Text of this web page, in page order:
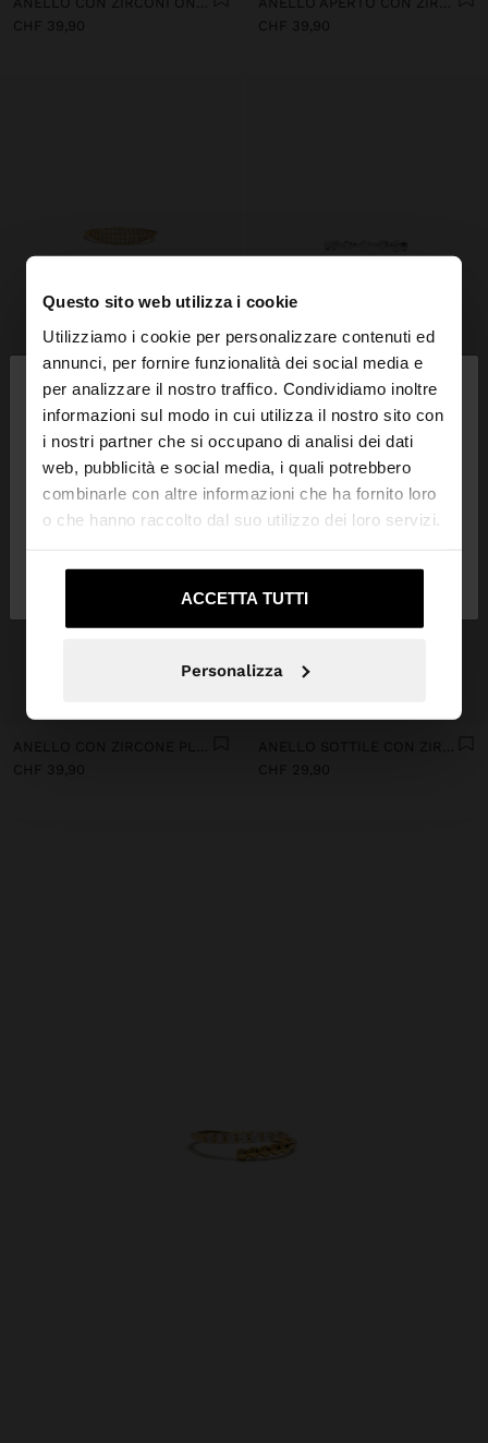
Questo sito web utilizza i cookie
Utilizziamo i cookie per personalizzare contenuti ed
annunci, per fornire funzionalità dei social media e
per analizzare il nostro traffico. Condividiamo inoltre
informazioni sul modo in cui utilizza il nostro sito con
i nostri partner che si occupano di analisi dei dati
web, pubblicità e social media, i quali potrebbero
combinarle con altre informazioni che ha fornito loro
o che hanno raccolto dal suo utilizzo dei loro servizi.
ACCETTA TUTTI
Personalizza
ciao ×
Stai accedendo al sito da Svizzera. Vuoi navigare
sul nostro sito United States?
CHF 39,90
CHF 39,90
CHF 39,90
ANELLO SOTTILE CON ZIRCONI PLACCATO ARGENTO - ARGENTO 925
CHF 29,90